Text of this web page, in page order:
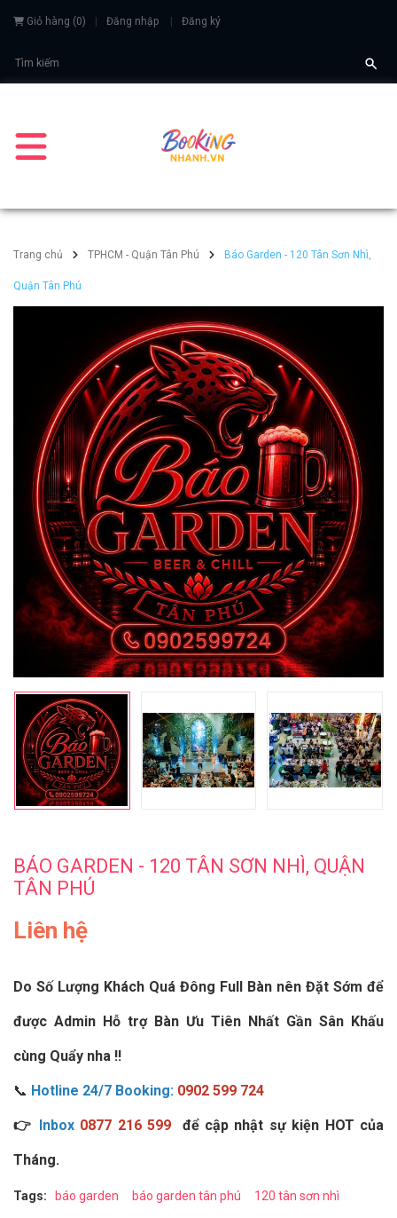
Giỏ hàng (0) Đăng nhập Đăng ký
Trang chủ TPHCM - Quận Tân Phú Báo Garden - 120 Tân Sơn Nhì,
Quận Tân Phú
BÁO GARDEN - 120 TÂN SƠN NHÌ, QUẬN
TÂN PHÚ
Liên hệ
Do Số Lượng Khách Quá Đông Full Bàn nên Đặt Sớm để
được Admin Hỗ trợ Bàn Ưu Tiên Nhất Gần Sân Khấu
cùng Quẩy nha !!
📞 Hotline 24/7 Booking: 0902 599 724
👉 Inbox 0877 216 599 để cập nhật sự kiện HOT của
Tháng.
Tags: báo garden báo garden tân phú 120 tân sơn nhì